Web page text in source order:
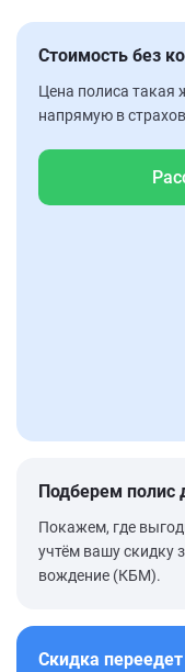
Стоимость без
Цена полиса такая
напрямую в
Подберем полис
Покажем, где
учтём вашу скидку
вождение (КБМ).
Скидка